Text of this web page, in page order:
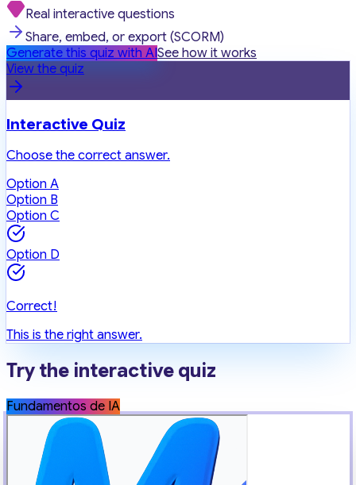
Real interactive questions
Share, embed, or export (SCORM)
Generate this quiz with AISee how it works
View the quiz
Interactive Quiz
Choose the correct answer.
Option A
Option B
Option C
Option D
Correct!
This is the right answer.
Try the interactive quiz
Fundamentos de IA